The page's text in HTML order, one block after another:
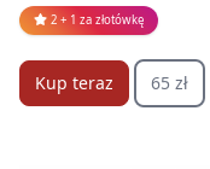
2 + 1 za złotówkę
Kup teraz 65 zł